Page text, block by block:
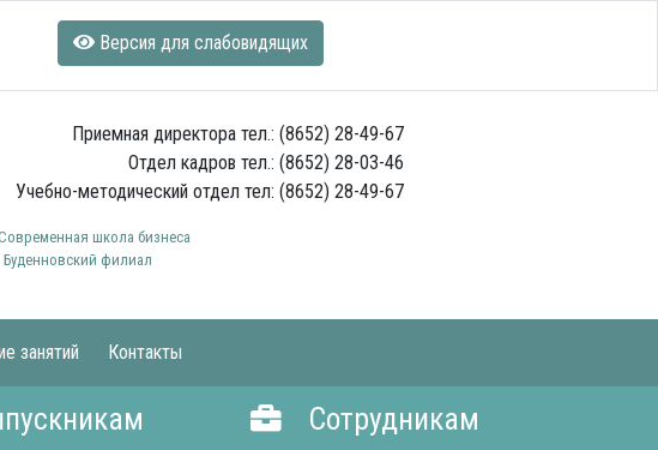
Версия для слабовидящих
Приемная директора тел.: (8652) 28-49-67
Отдел кадров тел.: (8652) 28-03-46
Учебно-методический отдел тел: (8652) 28-49-67
школа бизнеса
Буденновский филиал
занятий Контакты
Сотрудникам